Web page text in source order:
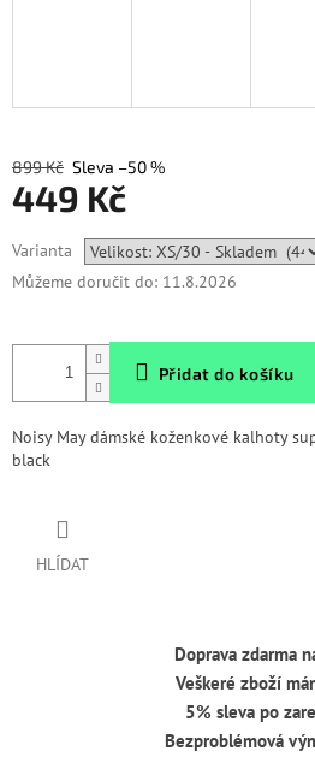
899 Kč –50 %
449 Kč
cena:
Varianta
Můžeme doručit do: 11.8.2026
Přidat do košíku
Noisy May dámské koženkové kalhoty
black
HLÍDAT
Doprava zdarma
Veškeré zboží
5% sleva po
Bezproblémová